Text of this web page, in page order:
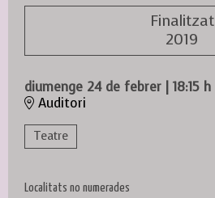
Finalitzat
2019
diumenge 24 de febrer | 18:15 h
Auditori
Teatre
Localitats no numerades